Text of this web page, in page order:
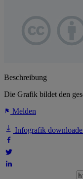
Beschreibung
Die Grafik bildet den
Melden
Infografik